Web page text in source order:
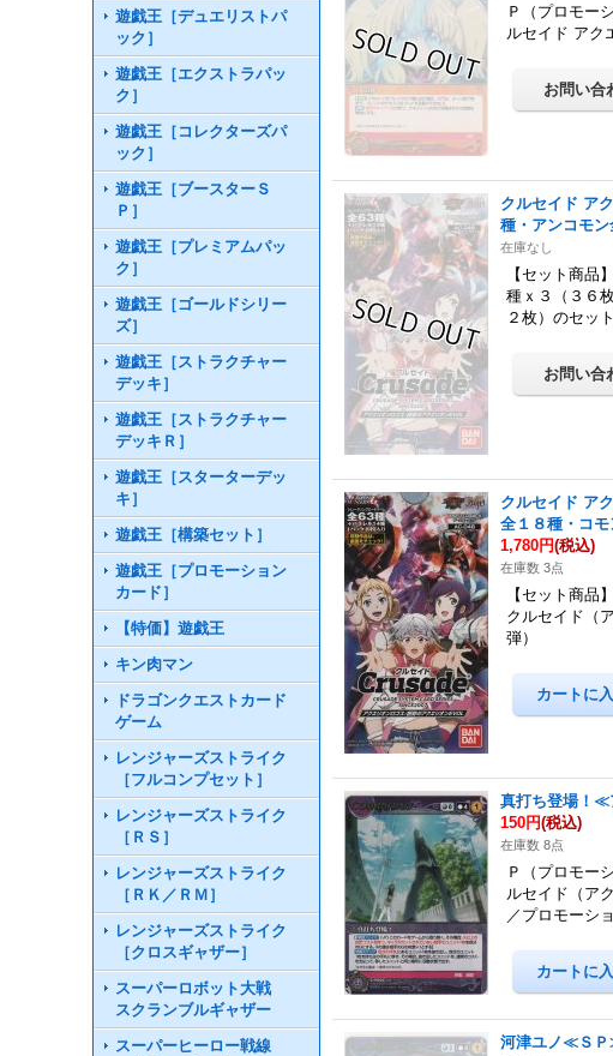
遊戯王［デュエリストパ
ック］
遊戯王［エクストラパッ
ク］
遊戯王［コレクターズパ
ック］
遊戯王［ブースターＳ
Ｐ］
遊戯王［プレミアムパッ
ク］
遊戯王［ゴールドシリー
ズ］
遊戯王［ストラクチャー
デッキ］
遊戯王［ストラクチャー
デッキＲ］
遊戯王［スターターデッ
キ］
遊戯王［構築セット］
遊戯王［プロモーション
カード］
【特価】遊戯王
キン肉マン
ドラゴンクエストカード
ゲーム
レンジャーズストライク
［フルコンプセット］
レンジャーズストライク
［ＲＳ］
レンジャーズストライク
［ＲＫ／ＲＭ］
レンジャーズストライク
［クロスギャザー］
スーパーロボット大戦
スクランブルギャザー
スーパーヒーロー戦線
Ｐ（プロモー
ルセイド アク
クルセイド ア
種・アンコモ
在庫なし
【セット商
種ｘ３（３６
２枚）のセッ
クルセイド ア
全１８種・コ
1,780円(税込)
在庫数 3点
【セット商
クルセイド（
弾）
真打ち登場！
150円(税込)
在庫数 8点
Ｐ（プロモー
ルセイド（ア
／プロモーシ
河津ユノ≪Ｓ